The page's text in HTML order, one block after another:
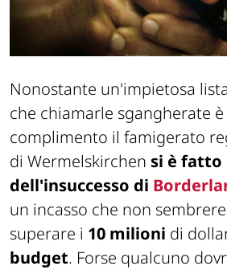
Nonostante un'impietosa
che chiamarle sgangherate
complimento il famigerato
di Wermelskirchen si è fatto
dell'insuccesso di
un incasso che non
superare i 10 milioni di
budget. Forse qualcuno